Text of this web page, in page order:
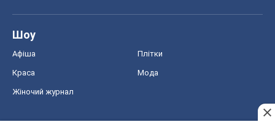
Шоу
Афіша Плітки
Краса Мода
Жіночий журнал